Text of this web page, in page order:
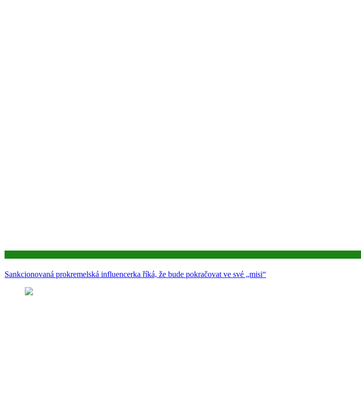
Sankcionovaná prokremelská influencerka říká, že bude pokračovat ve své „misi“